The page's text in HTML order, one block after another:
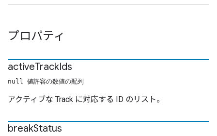
プロパティ
activeTrackIds
null 値許容の数値の配列
アクティブな Track に対応する ID のリスト。
breakStatus